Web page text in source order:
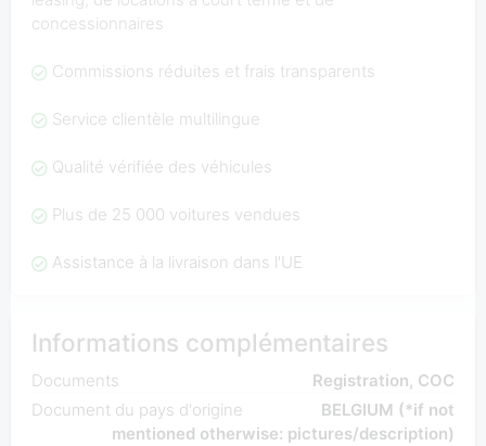
concessionnaires
Commissions réduites et frais transparents
Service clientèle multilingue
Qualité vérifiée des véhicules
Plus de 25 000 voitures vendues
Assistance à la livraison dans l'UE
Informations complémentaires
Documents
Registration, COC
Document du pays d'origine
BELGIUM (*if not
mentioned otherwise: pictures/description)